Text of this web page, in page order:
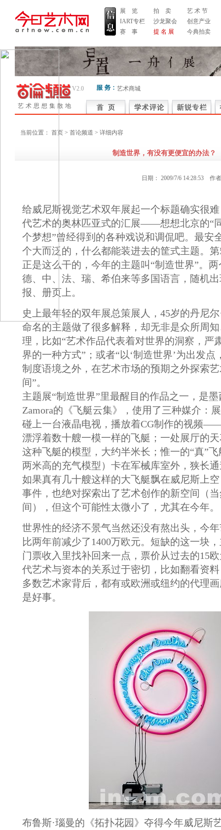
展 览
IART专栏
赛 事
拍 卖
沙龙聚会
提 名 展
艺 术 节
创意产业
今典拍卖
艺术思想集散地
V2.0 艺术商城
当前位置： 首页 > 首论频道 > 详细内容
制造世界，有没有更便宜的办法？
日期： 2009/7/6 14:28:53 作
给威尼斯视觉艺术双年展起一个标题确实很
代艺术的奥林匹亚式的汇展——想想北京的“
个梦想”曾经得到的各种戏说和调侃吧。最安
个大而泛的，什么都能装进去的筐式主题。
正是这么干的，今年的主题叫“制造世界”。
德、中、法、瑞、希伯来等多国语言，随机
报、册页上。
史上最年轻的双年展总策展人，45岁的丹尼
命名的主题做了很多解释，却无非是众所周
理，比如“艺术作品代表着对世界的洞察，严
界的一种方式”；或者“以‘制造世界’为出发点
制度语境之外，在艺术市场的预期之外探索
间”。
主题展“制造世界”里最醒目的作品之一，是
Zamora的《飞艇云集》，使用了三种媒介：
碰上一台液晶电视，播放着CG制作的视频
漂浮着数十艘一模一样的飞艇；一处展厅的
这种飞艇的模型，大约半米长；惟一的“真”
两米高的充气模型）卡在军械库室外，狭长
如果真有几十艘这样的大飞艇飘在威尼斯上
事件，也绝对探索出了艺术创作的新空间（
间），但这个可能性太微小了，尤其在今年。
世界性的经济不景气当然还没有熬出头，今
比两年前减少了1400万欧元。短缺的这一块
门票收入里找补回来一点，票价从过去的15
代艺术与资本的关系过于密切，比如翻看资
多数艺术家背后，都有或欧洲或纽约的代理
是好事。
布鲁斯·瑙曼的《拓扑花园》夺得今年威尼斯